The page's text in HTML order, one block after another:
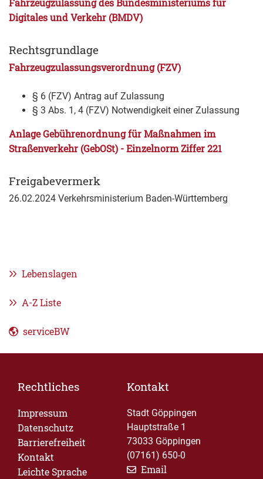
Fahrzeugzulassung des Bundesministeriums für
Digitales und Verkehr (BMDV)
Rechtsgrundlage
Fahrzeugzulassungsverordnung (FZV)
§ 6 (FZV) Antrag auf Zulassung
§ 3 Abs. 1, 4 (FZV) Notwendigkeit einer Zulassung
Anlage Gebührenordnung für Maßnahmen im
Straßenverkehr (GebOSt) - Einzelnorm Ziffer 221
Freigabevermerk
26.02.2024 Verkehrsministerium Baden-Württemberg
Lebenslagen
A-Z Liste
serviceBW
Rechtliches
Impressum
Datenschutz
Barrierefreiheit
Kontakt
Leichte Sprache
Kontakt
Stadt Göppingen
Hauptstraße 1
73033 Göppingen
(07161) 650-0
Email